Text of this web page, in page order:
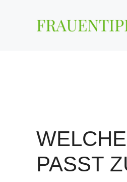
PASST